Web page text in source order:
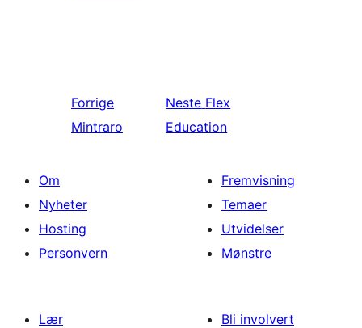
Forrige
Mintraro
Neste Flex
Education
Om
Nyheter
Hosting
Personvern
Fremvisning
Temaer
Utvidelser
Mønstre
Lær
Bli involvert